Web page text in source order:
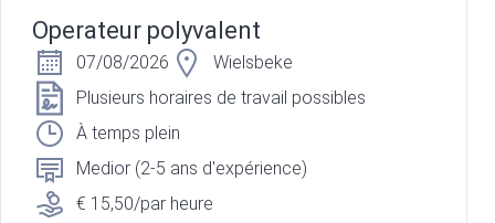
Operateur polyvalent
07/08/2026
Wielsbeke
Plusieurs horaires de travail possibles
À temps plein
Medior (2-5 ans d'expérience)
€ 15,50/par heure